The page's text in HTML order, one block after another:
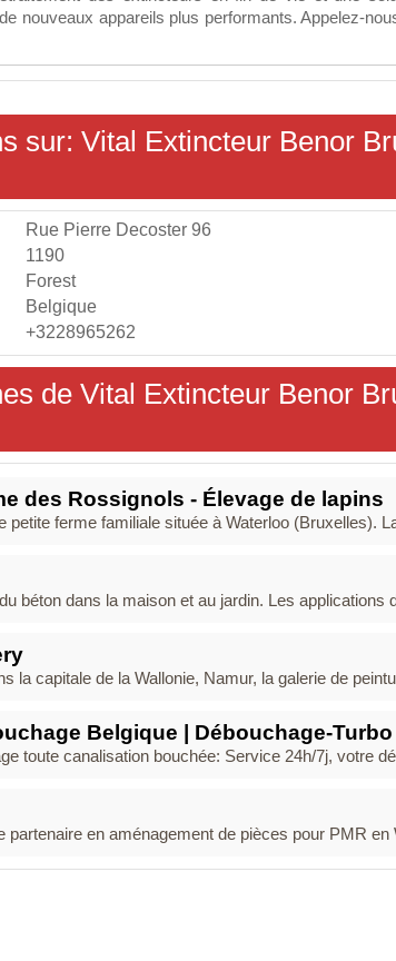
nouveaux appareils plus performants. Appelez-
sur: Vital Extincteur Benor
Rue Pierre Decoster 96
1190
Forest
Belgique
+3228965262
de Vital Extincteur Benor
des Rossignols - Élevage de lapins
petite ferme familiale située à Waterloo (Bruxelles).
béton dans la maison et au jardin. Les applications
la capitale de la Wallonie, Namur, la galerie de
Belgique | Débouchage-Turbo
toute canalisation bouchée: Service 24h/7j, votre
partenaire en aménagement de pièces pour PMR en